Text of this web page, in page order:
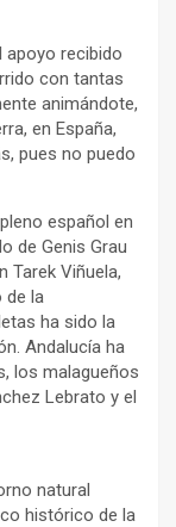
apoyo recibido
con tantas
animándote,
en España,
pues no puedo
español en
de Genis Grau
Tarek Viñuela,
de la
ha sido la
Andalucía ha
los malagueños
Lebrato y el
natural
histórico de la